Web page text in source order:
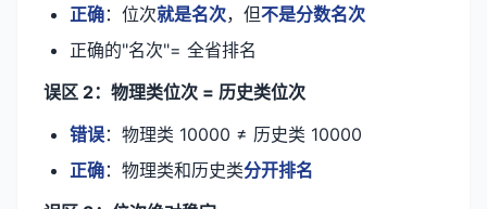
正确：位次就是名次，但不是分数名次
正确的"名次"= 全省排名
误区 2：物理类位次 = 历史类位次
错误：物理类 10000 ≠ 历史类 10000
正确：物理类和历史类分开排名